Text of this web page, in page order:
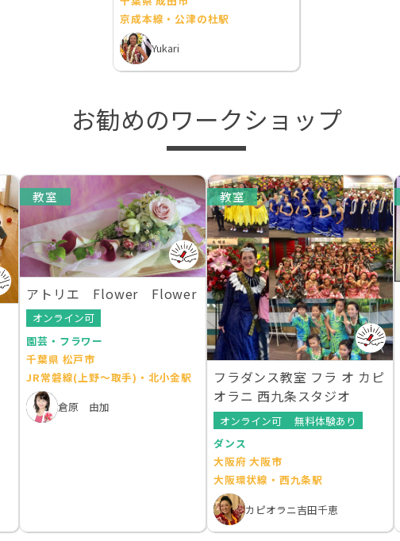
京成本線・公津の杜駅
Yukari
お勧めのワークショップ
教室
アトリエ Flower Flower
オンライン可
園芸・フラワー
千葉県 松戸市
JR常磐線(上野～取手)・北小金駅
倉原 由加
教室
フラダンス教室 フラ オ カピ
オラニ 西九条スタジオ
オンライン可
無料体験あり
ダンス
大阪府 大阪市
大阪環状線・西九条駅
カピオラニ吉田千恵